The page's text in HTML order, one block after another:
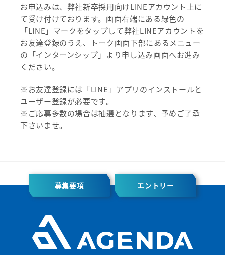
お申込みは、弊社新卒採用向けLINEアカウント上に
て受け付けております。画面右端にある緑色の
「LINE」マークをタップして弊社LINEアカウントを
お友達登録のうえ、トーク画面下部にあるメニュー
の「インターンシップ」より申し込み画面へお進み
ください。
※お友達登録には「LINE」アプリのインストールと
ユーザー登録が必要です。
※ご応募多数の場合は抽選となります、予めご了承
下さいませ。
募集要項 エントリー